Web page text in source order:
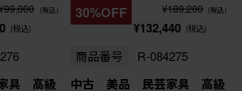
(税込)
(税込)
具 高級
30%OFF ¥189,200 (税込)
¥132,440 (税込)
商品番号 R-084275
中古 美品 民芸家具 高級